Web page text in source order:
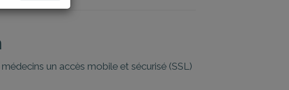
un accès mobile et sécurisé (SSL)